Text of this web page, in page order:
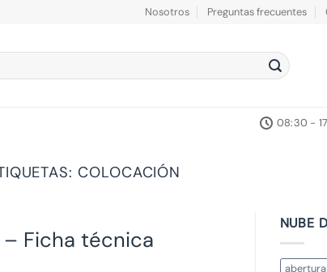
Nosotros Preguntas frecuentes
08:30 -
COLOCACIÓN
Ficha técnica
NUBE